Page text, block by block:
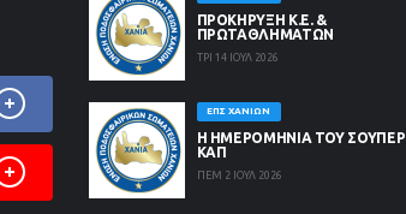
ΠΡΟΚΗΡΥΞΗ Κ.Ε. &
ΠΡΩΤΑΘΛΗΜΑΤΩΝ
ΤΡΙ 14 ΙΟΥΛ 2026
ΕΠΣ ΧΑΝΊΩΝ
Η ΗΜΕΡΟΜΗΝΙΑ ΤΟΥ ΣΟΥΠΕΡ
ΚΑΠ
ΠΕΜ 2 ΙΟΥΛ 2026